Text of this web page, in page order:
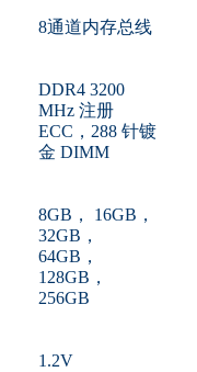
8通道内存总线
DDR4 3200
MHz 注册
ECC，288 针镀
金 DIMM
8GB， 16GB，
32GB，
64GB，
128GB，
256GB
1.2V